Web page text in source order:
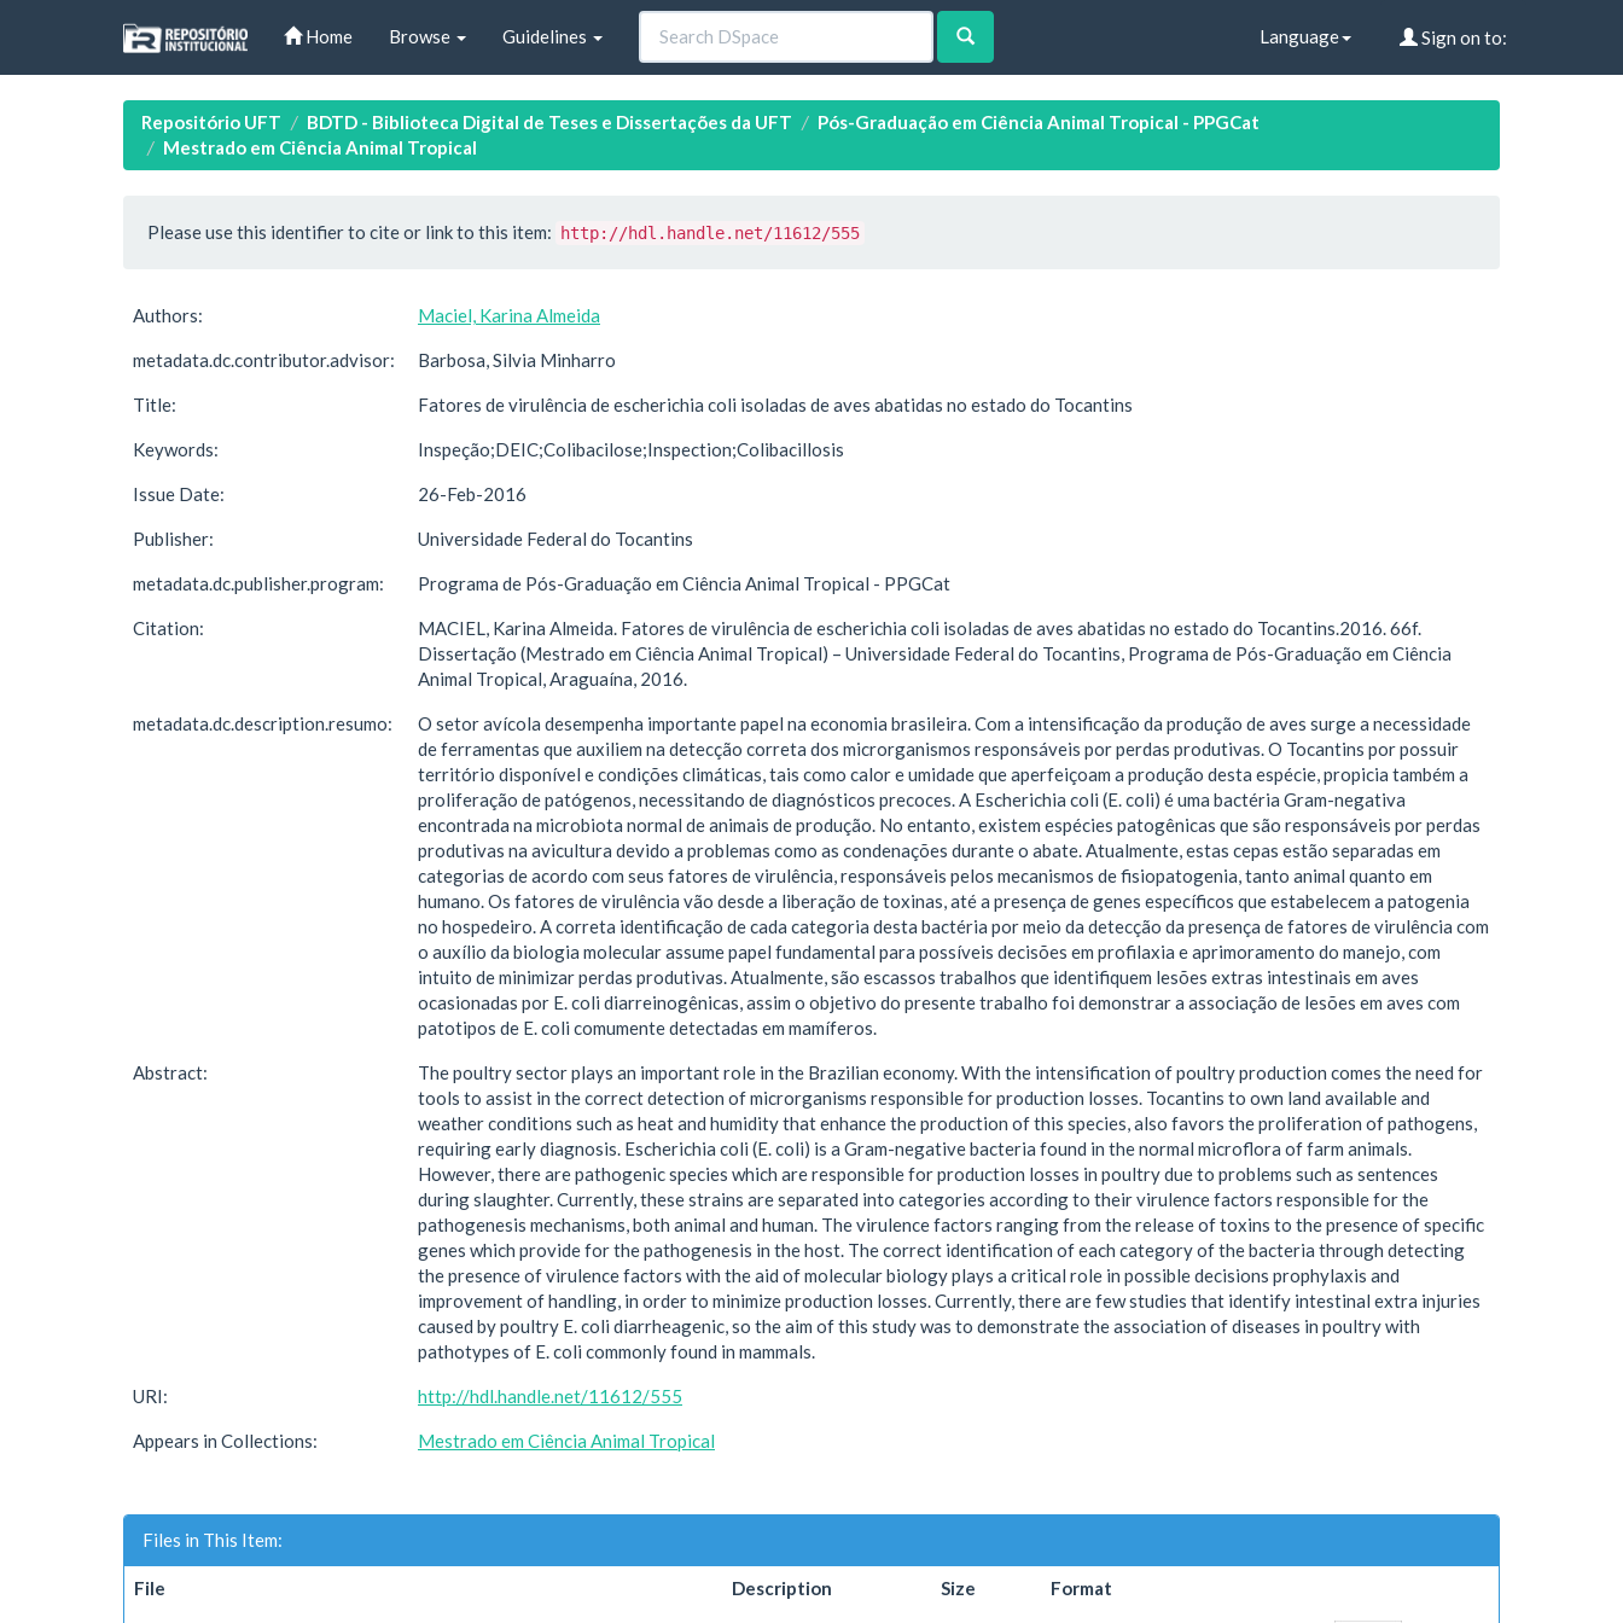
Home Browse Guidelines Language Sign on to:
Repositório UFT BDTD - Biblioteca Digital de Teses e Dissertações da UFT
Pós-Graduação em Ciência Animal Tropical - PPGCat
Mestrado em Ciência Animal Tropical
Please use this identifier to cite or link to this item: http://hdl.handle.net/11612/555
Authors: Maciel, Karina Almeida
metadata.dc.contributor.advisor: Barbosa, Silvia Minharro
Title: Fatores de virulência de escherichia coli isoladas de aves abatidas no estado do Tocantins
Keywords: Inspeção;DEIC;Colibacilose;Inspection;Colibacillosis
Issue Date: 26-Feb-2016
Publisher: Universidade Federal do Tocantins
metadata.dc.publisher.program: Programa de Pós-Graduação em Ciência Animal Tropical - PPGCat
Citation:
MACIEL, Karina Almeida. Fatores de virulência de escherichia coli isoladas de aves abatidas no estado do Tocantins.2016. 66f.
Dissertação (Mestrado em Ciência Animal Tropical) – Universidade Federal do Tocantins, Programa de Pós-Graduação em Ciência
Animal Tropical, Araguaína, 2016.
metadata.dc.description.resumo:
O setor avícola desempenha importante papel na economia brasileira. Com a intensificação da produção de aves surge a necessidade
de ferramentas que auxiliem na detecção correta dos microrganismos responsáveis por perdas produtivas. O Tocantins por possuir
território disponível e condições climáticas, tais como calor e umidade que aperfeiçoam a produção desta espécie, propicia também a
proliferação de patógenos, necessitando de diagnósticos precoces. A Escherichia coli (E. coli) é uma bactéria Gram-negativa
encontrada na microbiota normal de animais de produção. No entanto, existem espécies patogênicas que são responsáveis por perdas
produtivas na avicultura devido a problemas como as condenações durante o abate. Atualmente, estas cepas estão separadas em
categorias de acordo com seus fatores de virulência, responsáveis pelos mecanismos de fisiopatogenia, tanto animal quanto em
humano. Os fatores de virulência vão desde a liberação de toxinas, até a presença de genes específicos que estabelecem a patogenia
no hospedeiro. A correta identificação de cada categoria desta bactéria por meio da detecção da presença de fatores de virulência com
o auxílio da biologia molecular assume papel fundamental para possíveis decisões em profilaxia e aprimoramento do manejo, com
intuito de minimizar perdas produtivas. Atualmente, são escassos trabalhos que identifiquem lesões extras intestinais em aves
ocasionadas por E. coli diarreinogênicas, assim o objetivo do presente trabalho foi demonstrar a associação de lesões em aves com
patotipos de E. coli comumente detectadas em mamíferos.
Abstract:
The poultry sector plays an important role in the Brazilian economy. With the intensification of poultry production comes the need for
tools to assist in the correct detection of microrganisms responsible for production losses. Tocantins to own land available and
weather conditions such as heat and humidity that enhance the production of this species, also favors the proliferation of pathogens,
requiring early diagnosis. Escherichia coli (E. coli) is a Gram-negative bacteria found in the normal microflora of farm animals.
However, there are pathogenic species which are responsible for production losses in poultry due to problems such as sentences
during slaughter. Currently, these strains are separated into categories according to their virulence factors responsible for the
pathogenesis mechanisms, both animal and human. The virulence factors ranging from the release of toxins to the presence of specific
genes which provide for the pathogenesis in the host. The correct identification of each category of the bacteria through detecting
the presence of virulence factors with the aid of molecular biology plays a critical role in possible decisions prophylaxis and
improvement of handling, in order to minimize production losses. Currently, there are few studies that identify intestinal extra injuries
caused by poultry E. coli diarrheagenic, so the aim of this study was to demonstrate the association of diseases in poultry with
pathotypes of E. coli commonly found in mammals.
URI: http://hdl.handle.net/11612/555
Appears in Collections: Mestrado em Ciência Animal Tropical
Files in This Item:
File Description Size Format